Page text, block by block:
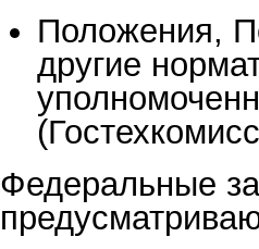
Положения,
другие
Федеральные